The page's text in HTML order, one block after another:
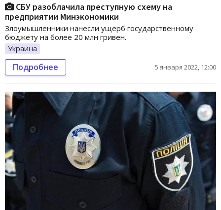
СБУ разоблачила преступную схему на
предприятии Минэкономики
Злоумышленники нанесли ущерб государственному
бюджету на более 20 млн гривен.
Украина
Подробнее 5 января 2022, 12:00